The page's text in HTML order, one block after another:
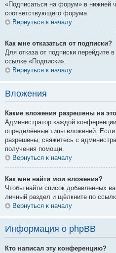
«Подписаться на форум» в нижней
соответствующего форума.
Вернуться к началу
Как мне отказаться от подписки?
Для отказа от подписки перейдите
ссылке «Подписки».
Вернуться к началу
Вложения
Какие вложения разрешены на
Администратор каждой
определённые типы вложений.
разрешены, свяжитесь с
получения помощи.
Вернуться к началу
Как мне найти мои вложения?
Чтобы найти список добавленных
личный раздел и щёлкните по
Вернуться к началу
Информация о phpBB
Кто написал эту конференцию?